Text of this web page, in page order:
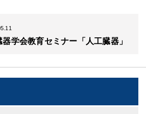
学会教育セミナー「人工臓器」